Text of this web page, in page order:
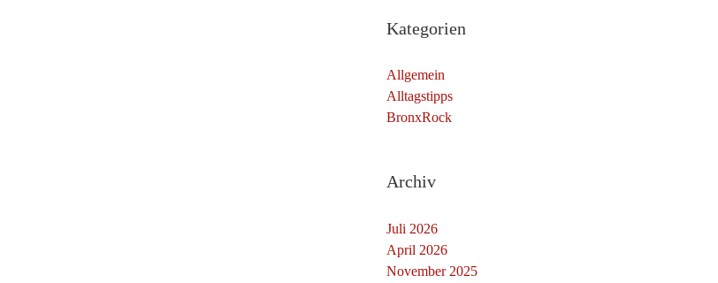
Kategorien
Allgemein
Alltagstipps
BronxRock
Archiv
Juli 2026
April 2026
November 2025